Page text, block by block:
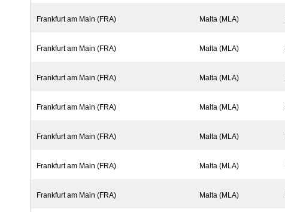
Frankfurt am Main (FRA) Malta (MLA)
Frankfurt am Main (FRA) Malta (MLA)
Frankfurt am Main (FRA) Malta (MLA)
Frankfurt am Main (FRA) Malta (MLA)
Frankfurt am Main (FRA) Malta (MLA)
Frankfurt am Main (FRA) Malta (MLA)
Frankfurt am Main (FRA) Malta (MLA)